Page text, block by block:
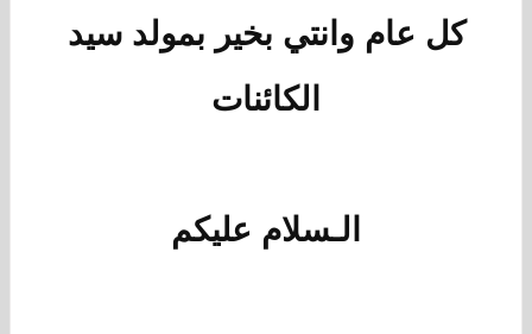
كل عام وانتي بخير بمولد سيد
الكائنات
الـسلام عليكم